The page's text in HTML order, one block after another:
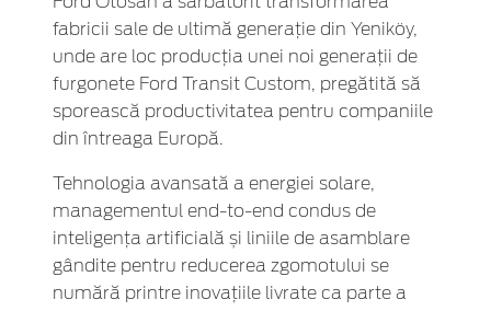
fabricii sale de ultimă generație din Yeniköy,
unde are loc producția unei noi generații de
furgonete Ford Transit Custom, pregătită să
sporească productivitatea pentru companiile
din întreaga Europă.
Tehnologia avansată a energiei solare,
managementul end-to-end condus de
inteligența artificială și liniile de asamblare
gândite pentru reducerea zgomotului se
numără printre inovațiile livrate ca parte a